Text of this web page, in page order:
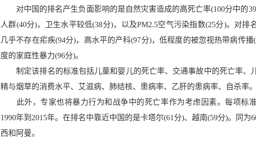
对中国的排名产生负面影响的是自然灾害造成的高死亡率(100分中的
人群(40分)，卫生水平较低(38分)，以及PM2.5空气污染指数(25分)。对排
几乎不存在疟疾(94分)，高水平的产科(97分)，低程度的被忽视热带病传播
度的家庭性暴力(96分)。
制定该排名的标准包括儿童和婴儿的死亡率、交通事故中的死亡率、
精与烟草的消费水平、艾滋病、肺结核、患病率、乙肝的患病率、自杀率。
此外，专家也将暴力行为和战争中的死亡率作为考虑因素。每项标
1990年到2015年。在排名中靠近中国的是卡塔尔(61分)、越南(59分)。同为
西和阿曼。